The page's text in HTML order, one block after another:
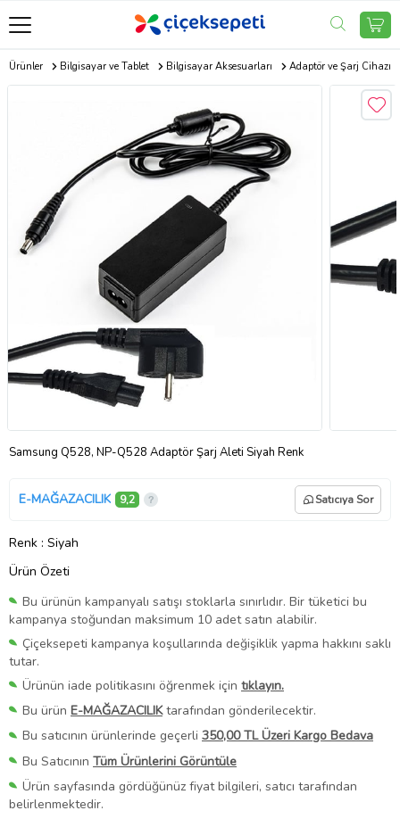
Ürünler Bilgisayar ve Tablet Bilgisayar Aksesuarları Adaptör ve Şarj Cihazı
Samsung Q528, NP-Q528 Adaptör Şarj Aleti Siyah Renk
E-MAĞAZACILIK 9,2 Satıcıya Sor
Renk : Siyah
Ürün Özeti
Bu ürünün kampanyalı satışı stoklarla sınırlıdır. Bir tüketici bu
kampanya stoğundan maksimum 10 adet satın alabilir.
Çiçeksepeti kampanya koşullarında değişiklik yapma hakkını saklı
tutar.
Ürünün iade politikasını öğrenmek için tıklayın.
Bu ürün E-MAĞAZACILIKtarafından gönderilecektir.
Bu satıcının ürünlerinde geçerli 350,00 TL Üzeri Kargo Bedava
Bu Satıcının Tüm Ürünlerini Görüntüle
Ürün sayfasında gördüğünüz fiyat bilgileri, satıcı tarafından
belirlenmektedir.